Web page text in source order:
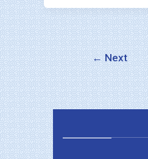
Next
←